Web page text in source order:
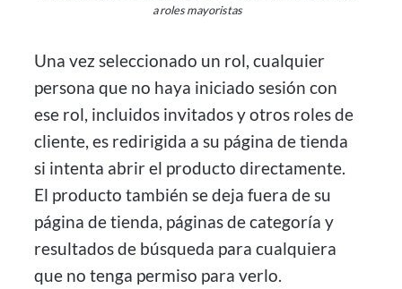
a roles mayoristas
Una vez seleccionado un rol, cualquier
persona que no haya iniciado sesión con
ese rol, incluidos invitados y otros roles de
cliente, es redirigida a su página de tienda
si intenta abrir el producto directamente.
El producto también se deja fuera de su
página de tienda, páginas de categoría y
resultados de búsqueda para cualquiera
que no tenga permiso para verlo.